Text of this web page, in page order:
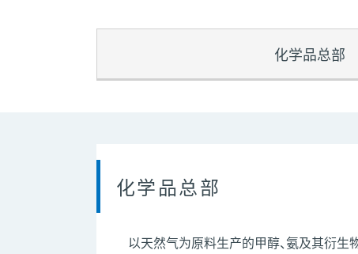
化学品总部
化学品总部
以天然气为原料生产的甲醇、氨及其衍生